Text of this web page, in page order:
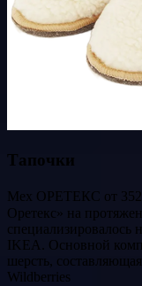
Тапочки
Мех ОРЕТЕКС от 352
Оретекс» на
специализировалось
IKEA. Основной
шерсть,
Wildberries